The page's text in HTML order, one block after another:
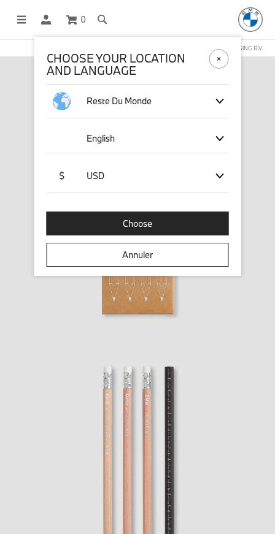
0
BOUTIQUE EN LIGNE GÉRÉE PAR STICHD SPORTSMERCHANDISING B.V.
CHOOSE YOUR LOCATION
AND LANGUAGE
Reste Du Monde
English
$ USD
Choose
Annuler